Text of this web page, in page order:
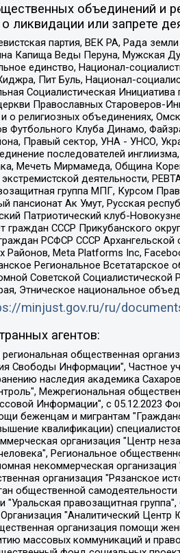
объединений и
ликвидации или запрете
партия, ВЕК РА, Рада
Капища Веды Перуна, Мужская
единство, Национал-
Пит Буль, Национал-
Социалистическая
Православных Староверов-
о религиозных объединениях,
Футбольного Клуба Динамо,
Правый сектор, УНА - УНСО,
последователей
Мечеть Мирмамеда, Община
экстремистской деятельности,
группа МПГ, Курсом
пансионат Ак Умут, Русская
Патриотический клуб-
граждан СССР Прикубанского
РСФСР СССР
Районов, Meta Platforms Inc,
Региональное
Советской
Этническое национальное
minjust.gov.ru/ru/
агентов:
социологических исследований", Союз общественных объединений "Российский исследовательский центр по правам человека", Региональное общественное учреждение научно-информационный центр "МЕМОРИАЛ", Некоммерческая организация "Фонд защиты гласности", Автономная некоммерческая организация "Институт прав человека", Городская общественная организация "Екатеринбургское общество "МЕМОРИАЛ", Городская общественная организация "Рязанское историко-просветительское и правозащитное общество "Мемориал" (Рязанский Мемориал), Челябинский региональный орган общественной самодеятельности – женское общественное объединение "Женщины Евразии", Челябинский региональный орган общественной самодеятельности "Уральская правозащитная группа", Фонд содействия защите здоровья и социальной справедливости имени Андрея Рылькова, Автономная Некоммерческая Организация "Аналитический Центр Юрия Левады", Автономная некоммерческая организация социальной поддержки населения "Проект Апрель", Региональная общественная организация помощи женщинам и детям, находящимся в кризисной ситуации "Информационно-методический центр "Анна", Фонд содействия развитию массовых коммуникаций и правовому просвещению "Так-так-Так", Фонд содействия устойчивому развитию "Серебряная тайга", Свердловский региональный общественный фонд социальных проектов "Новое время", "Idel.Реалии", Кавказ.Реалии, Крым.Реалии, Телеканал Настоящее Время, Татаро-башкирская служба Радио Свобода (Azatliq Radiosi), Радио Свободная Европа/Радио Свобода (PCE/PC), "Сибирь.Реалии", "Фактограф", Благотворительный фонд помощи осужденным и их семьям, Автономная некоммерческая организация "Институт глобализации и социальных движений", Фонд "В защиту прав заключенных", Частное учреждение "Центр поддержки и содействия развитию средств массовой информации", Пензенский региональный общественный благотворительный фонд "Гражданский союз", "Север.Реалии", Некоммерческая организация Фонд "Правовая инициатива", Общество с ограниченной ответственностью "Радио Свободная Европа/Радио Свобода", Чешское информационное агентство "MEDIUM-ORIENT", Красноярская региональная